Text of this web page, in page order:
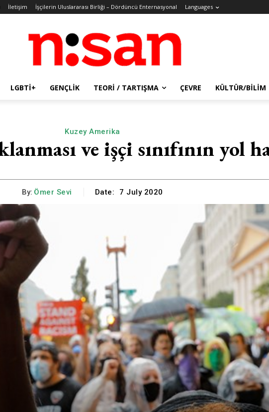
İletişim İşçilerin Uluslararası Birliği – Dördüncü Enternasyonal Languages
LGBTİ+ GENÇLIK TEORI / TARTIŞMA ÇEVRE KÜLTÜR/BILIM
Kuzey Amerika
ve işçi sınıfının yol
By: Ömer Sevi Date: 7 July 2020